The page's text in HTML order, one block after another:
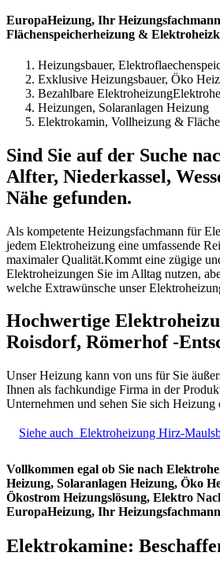
EuropaHeizung, Ihr
Flächenspeicherheizung &
Heizungsbauer,
Exklusive Heizungsbauer, Öko
Bezahlbare
Heizungen, Solaranlagen Heizung
Elektrokamin, Vollheizung &
Sind Sie auf der Suche
Alfter, Niederkassel,
Nähe gefunden.
Als kompetente Heizungsfachmann für
jedem Elektroheizung eine umfassende
maximaler Qualität.Kommt eine zügige
Elektroheizungen Sie im Alltag nutzen,
welche Extrawünsche unser
Hochwertige
Roisdorf, Römerhof -
Unser Heizung kann von uns für Sie
Ihnen als fachkundige Firma in der
Unternehmen und sehen Sie sich
Siehe auch Elektroheizung Hirz-
Vollkommen egal ob Sie nach
Heizung, Solaranlagen Heizung, Öko
Ökostrom Heizungslösung, Elektro
EuropaHeizung, Ihr
Elektrokamine: